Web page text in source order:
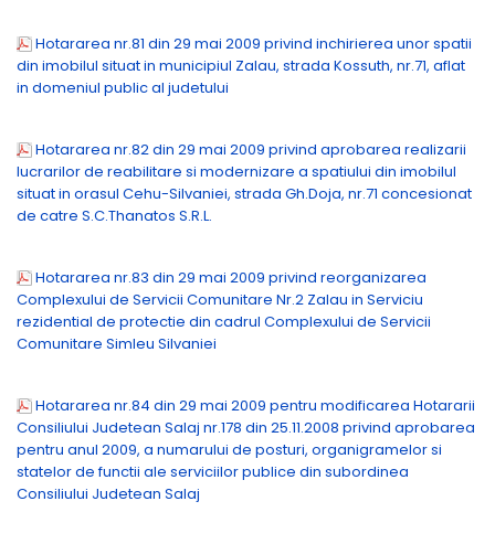
Hotararea nr.81 din 29 mai 2009 privind inchirierea unor spatii
din imobilul situat in municipiul Zalau, strada Kossuth, nr.71, aflat
in domeniul public al judetului
Hotararea nr.82 din 29 mai 2009 privind aprobarea realizarii
lucrarilor de reabilitare si modernizare a spatiului din imobilul
situat in orasul Cehu-Silvaniei, strada Gh.Doja, nr.71 concesionat
de catre S.C.Thanatos S.R.L.
Hotararea nr.83 din 29 mai 2009 privind reorganizarea
Complexului de Servicii Comunitare Nr.2 Zalau in Serviciu
rezidential de protectie din cadrul Complexului de Servicii
Comunitare Simleu Silvaniei
Hotararea nr.84 din 29 mai 2009 pentru modificarea Hotararii
Consiliului Judetean Salaj nr.178 din 25.11.2008 privind aprobarea
pentru anul 2009, a numarului de posturi, organigramelor si
statelor de functii ale serviciilor publice din subordinea
Consiliului Judetean Salaj